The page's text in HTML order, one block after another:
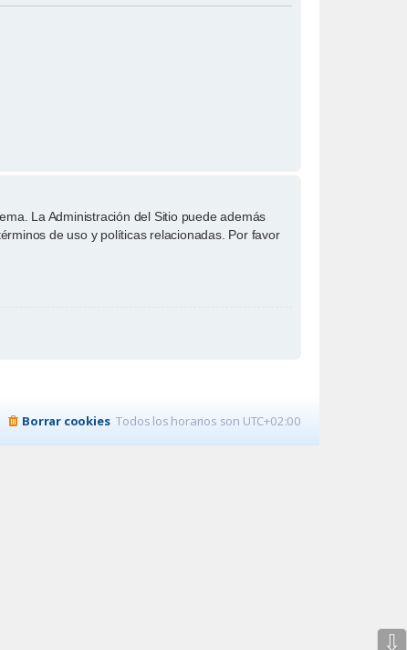
La Administración del Sitio puede además
de uso y políticas relacionadas. Por favor
Todos los horarios son UTC+02:00
Borrar cookies
⇩